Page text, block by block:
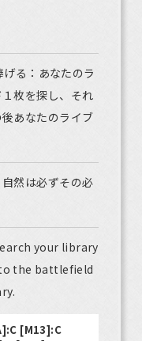
る：あなたのラ
枚を探し、それ
あなたのライブ
然は必ずその必
your library
the battlefield
[M13]:C